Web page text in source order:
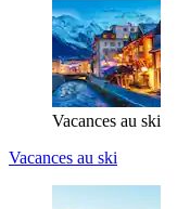
Vacances au ski
Vacances au ski